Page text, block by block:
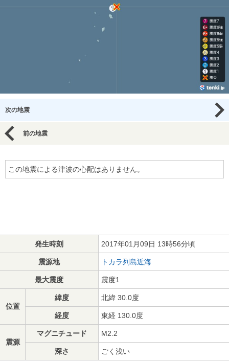
次の地震
前の地震
この地震による津波の心配はありません。
発生時刻 2017年01月09日 13時56分頃
震源地 トカラ列島近海
最大震度 震度1
位置
緯度 北緯 30.0度
経度 東経 130.0度
震源
マグニチュード M2.2
深さ ごく浅い